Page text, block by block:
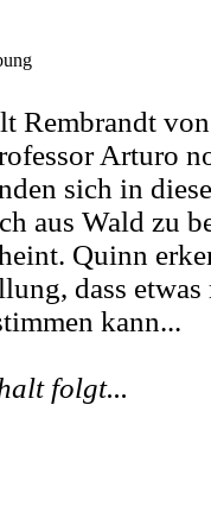
Rembrandt
Arturo
sich in
aus Wald zu
Quinn
dass
kann...
folgt...